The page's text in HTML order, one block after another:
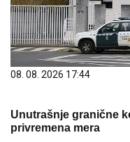
08. 08. 2026 17:44
Unutrašnje granične
privremena mera